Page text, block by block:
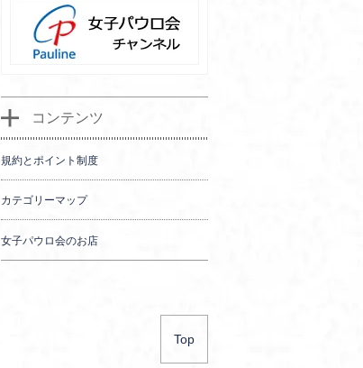
コンテンツ
規約とポイント制度
カテゴリーマップ
女子パウロ会のお店
Top